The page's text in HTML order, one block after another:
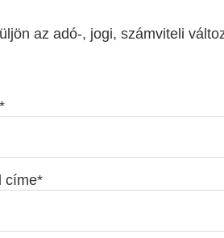
az adó-, jogi, számviteli
címe